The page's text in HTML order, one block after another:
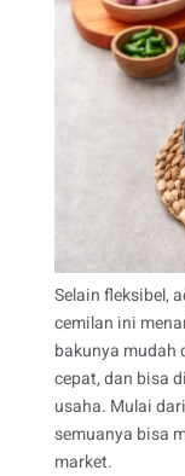
Selain fleksibel,
cemilan ini
bakunya mudah
cepat, dan bisa
usaha. Mulai
semuanya bisa
market.